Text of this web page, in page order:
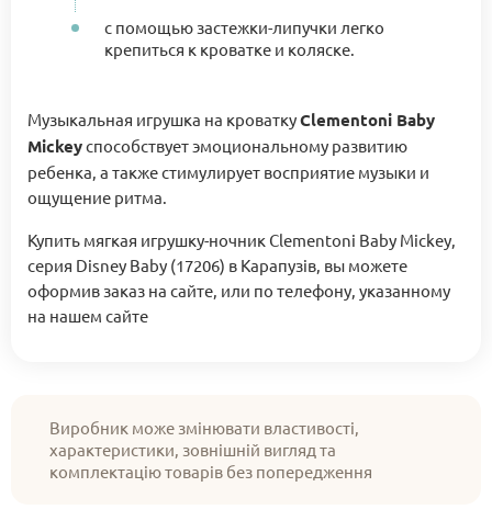
с помощью застежки-липучки легко
крепиться к кроватке и коляске.
Музыкальная игрушка на кроваткуClementoni Baby
Mickeyспособствует эмоциональному развитию
ребенка, а также стимулирует восприятие музыки и
ощущение ритма.
Купить мягкая игрушку-ночник Clementoni Baby Mickey,
серия Disney Baby (17206) в Карапузів, вы можете
оформив заказ на сайте, или по телефону, указанному
на нашем сайте
Виробник може змінювати властивості,
характеристики, зовнішній вигляд та
комплектацію товарів без попередження